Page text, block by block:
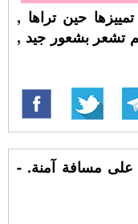
حين تراها ,
تشعر بشعور جيد ,
مسافة آمنة. -